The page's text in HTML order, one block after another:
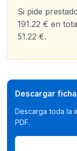
Si pide
191.22 € en
51.22 €.​
Descargar ficha
Descarga toda la
PDF.